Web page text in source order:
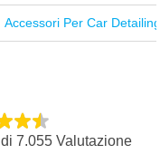
Accessori Per Car Detailing
di 7.055 Valutazione